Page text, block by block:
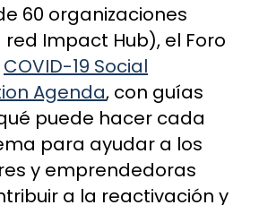
60 organizaciones
Impact Hub), el Foro
COVID-19 Social
Agenda, con guías
puede hacer cada
para ayudar a los
y emprendedoras
a la reactivación y